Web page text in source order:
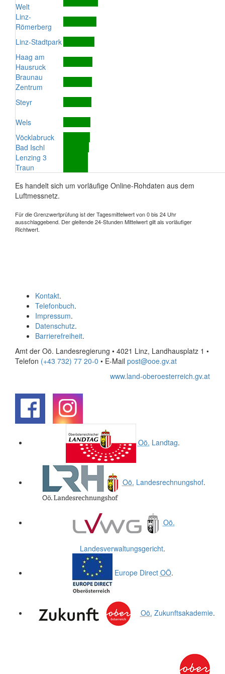
Welt
Linz-
Römerberg
Linz-Stadtpark
Haag am
Hausruck
Braunau
Zentrum
Steyr
Wels
Vöcklabruck
Bad Ischl
Lenzing 3
Traun
Es handelt sich um vorläufige Online-Rohdaten aus dem
Luftmessnetz.
Für die Grenzwertprüfung ist der Tagesmittelwert von 0 bis 24 Uhr
ausschlaggebend. Der gleitende 24-Stunden Mittelwert gilt als vorläufiger
Richtwert.
Kontakt.
Telefonbuch.
Impressum.
Datenschutz.
Barrierefreiheit.
Amt der Oö. Landesregierung • 4021 Linz, Landhausplatz 1 •
Telefon (+43 732) 77 20-0 • E-Mail post@ooe.gv.at
www.land-oberoesterreich.gv.at
Oö. Landtag.
Oö. Landesrechnungshof.
Oö.
Landesverwaltungsgericht.
Europe Direct OÖ.
Oö. Zukunftsakademie.